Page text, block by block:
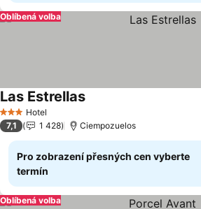
Oblíbená volba
3 Počet hvězdiček
Hotel
Las Estrellas
7,1 1 428 Ciempozuelos
Pro zobrazení přesných cen vyberte
termín
Oblíbená volba